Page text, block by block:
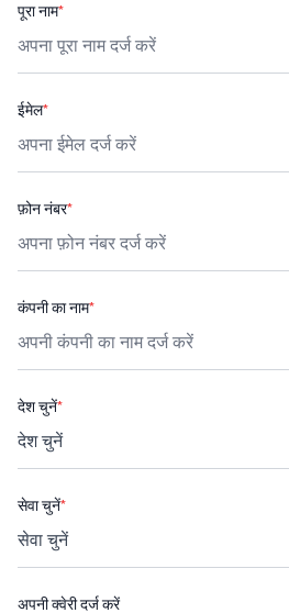
पूरा नाम*
ईमेल*
फ़ोन नंबर*
कंपनी का नाम*
देश चुनें*
सेवा चुनें*
अपनी क्वेरी दर्ज करें